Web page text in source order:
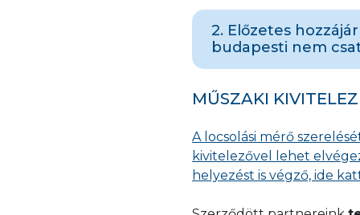
A szükséges
(www.fcsm.hu), vagy
közül.
A kitöltött, innen
személyesen az
postai úton a
hivatali kapun
nyomtatvány
Amennyiben a
2. Előzetes
budapesti nem
A szükséges
közül vagy a
A kitöltött
az
Budapest Váci út 182.
úton a 1211
MŰSZAKI
A locsolási mérő
kivitelezővel lehet
helyezést is végző, ide